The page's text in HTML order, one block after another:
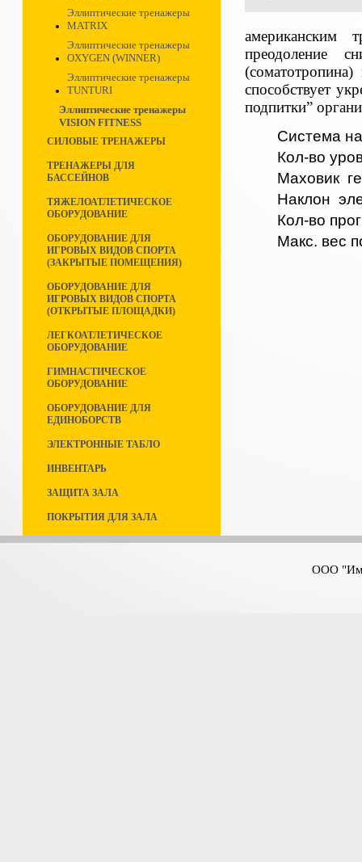
Эллиптические тренажеры
MATRIX
Эллиптические тренажеры
OXYGEN (WINNER)
Эллиптические тренажеры
TUNTURI
Эллиптические тренажеры
VISION FITNESS
СИЛОВЫЕ ТРЕНАЖЕРЫ
ТРЕНАЖЕРЫ ДЛЯ
БАССЕЙНОВ
ТЯЖЕЛОАТЛЕТИЧЕСКОЕ
ОБОРУДОВАНИЕ
ОБОРУДОВАНИЕ ДЛЯ
ИГРОВЫХ ВИДОВ СПОРТА
(ЗАКРЫТЫЕ ПОМЕЩЕНИЯ)
ОБОРУДОВАНИЕ ДЛЯ
ИГРОВЫХ ВИДОВ СПОРТА
(ОТКРЫТЫЕ ПЛОЩАДКИ)
ЛЕГКОАТЛЕТИЧЕСКОЕ
ОБОРУДОВАНИЕ
ГИМНАСТИЧЕСКОЕ
ОБОРУДОВАНИЕ
ОБОРУДОВАНИЕ ДЛЯ
ЕДИНОБОРСТВ
ЭЛЕКТРОННЫЕ ТАБЛО
ИНВЕНТАРЬ
ЗАЩИТА ЗАЛА
ПОКРЫТИЯ ДЛЯ ЗАЛА
американским
преодоление
способствует
подпитки”
Система
Кол-во
Маховик
Наклон
Кол-во
Макс. вес
ООО